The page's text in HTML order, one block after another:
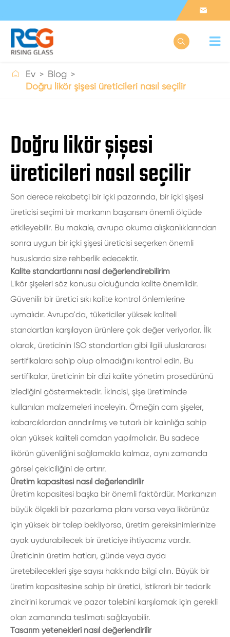


 Ev
Blog
Doğru likör şişesi üreticileri nasıl seçilir
Doğru likör şişesi
üreticileri nasıl seçilir
Son derece rekabetçi bir içki pazarında, bir içki şişesi
üreticisi seçimi bir markanın başarısını önemli ölçüde
etkileyebilir. Bu makale, avrupa okuma alışkanlıklarından
sonra uygun bir içki şişesi üreticisi seçerken önemli
hususlarda size rehberlik edecektir.
Kalite standartlarını nasıl değerlendirebilirim
Likör şişeleri söz konusu olduğunda kalite önemlidir.
Güvenilir bir üretici sıkı kalite kontrol önlemlerine
uymalıdır. Avrupa'da, tüketiciler yüksek kaliteli
standartları karşılayan ürünlere çok değer veriyorlar. İlk
olarak, üreticinin ISO standartları gibi ilgili uluslararası
sertifikalara sahip olup olmadığını kontrol edin. Bu
sertifikalar, üreticinin bir dizi kalite yönetim prosedürünü
izlediğini göstermektedir. İkincisi, şişe üretiminde
kullanılan malzemeleri inceleyin. Örneğin cam şişeler,
kabarcıklardan arındırılmış ve tutarlı bir kalınlığa sahip
olan yüksek kaliteli camdan yapılmalıdır. Bu sadece
likörün güvenliğini sağlamakla kalmaz, aynı zamanda
görsel çekiciliğini de artırır.
Üretim kapasitesi nasıl değerlendirilir
Üretim kapasitesi başka bir önemli faktördür. Markanızın
büyük ölçekli bir pazarlama planı varsa veya likörünüz
için yüksek bir talep bekliyorsa, üretim gereksinimlerinize
ayak uydurabilecek bir üreticiye ihtiyacınız vardır.
Üreticinin üretim hatları, günde veya ayda
üretebilecekleri şişe sayısı hakkında bilgi alın. Büyük bir
üretim kapasitesine sahip bir üretici, istikrarlı bir tedarik
zincirini korumak ve pazar talebini karşılamak için gerekli
olan zamanında teslimatı sağlayabilir.
Tasarım yetenekleri nasıl değerlendirilir